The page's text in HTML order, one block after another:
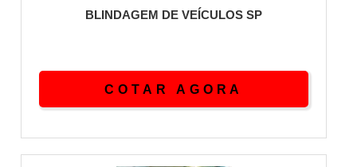
BLINDAGEM DE VEÍCULOS SP
COTAR AGORA